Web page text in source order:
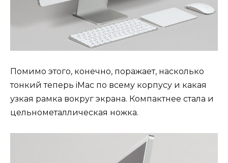
Помимо этого, конечно, поражает, насколько
тонкий теперь iMac по всему корпусу и какая
узкая рамка вокруг экрана. Компактнее стала и
цельнометаллическая ножка.